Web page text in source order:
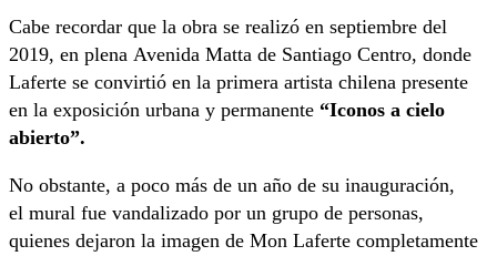
Cabe recordar que la obra se realizó en septiembre del
2019, en plena Avenida Matta de Santiago Centro, donde
Laferte se convirtió en la primera artista chilena presente
en la exposición urbana y permanente “Iconos a cielo
abierto”.
No obstante, a poco más de un año de su inauguración,
el mural fue vandalizado por un grupo de personas,
quienes dejaron la imagen de Mon Laferte completamente